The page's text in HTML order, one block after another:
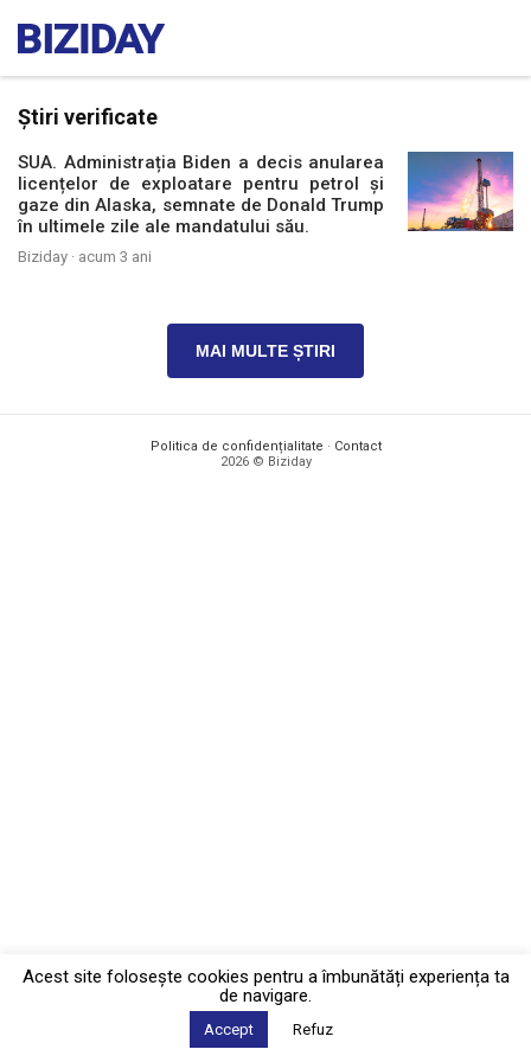
Știri verificate
SUA. Administrația Biden a decis anularea
licențelor de exploatare pentru petrol și
gaze din Alaska, semnate de Donald Trump
în ultimele zile ale mandatului său.
Biziday · acum 3 ani
MAI MULTE ȘTIRI
Politica de confidențialitate · Contact
2026 © Biziday
Acest site foloseşte cookies pentru a îmbunătăți experiența ta
de navigare.
Accept Refuz